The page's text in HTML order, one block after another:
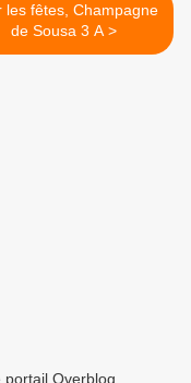
les fêtes, Champagne
de Sousa 3 A >
Overblog